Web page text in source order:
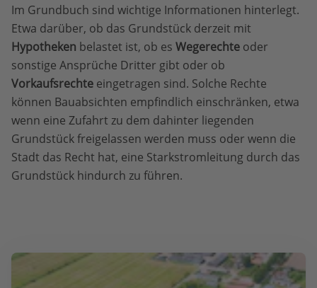
Im Grundbuch sind wichtige Informationen hinterlegt.
Etwa darüber, ob das Grundstück derzeit mit
Hypotheken belastet ist, ob es Wegerechte oder
sonstige Ansprüche Dritter gibt oder ob
Vorkaufsrechte eingetragen sind. Solche Rechte
können Bauabsichten empfindlich einschränken, etwa
wenn eine Zufahrt zu dem dahinter liegenden
Grundstück freigelassen werden muss oder wenn die
Stadt das Recht hat, eine Starkstromleitung durch das
Grundstück hindurch zu führen.